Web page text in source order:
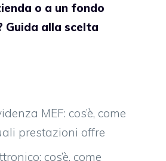
o a un fondo
Guida alla scelta
MEF: cos’è, come
prestazioni offre
cos’è, come